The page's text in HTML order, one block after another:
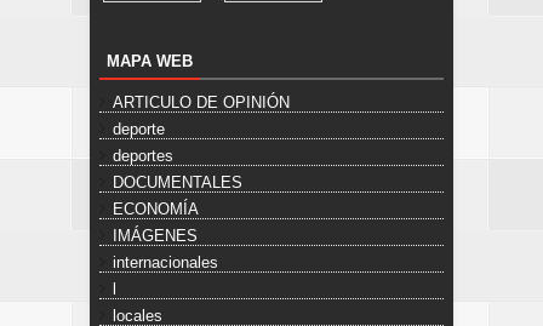
MAPA WEB
ARTICULO DE OPINIÓN
deporte
deportes
DOCUMENTALES
ECONOMÍA
IMÁGENES
internacionales
locales